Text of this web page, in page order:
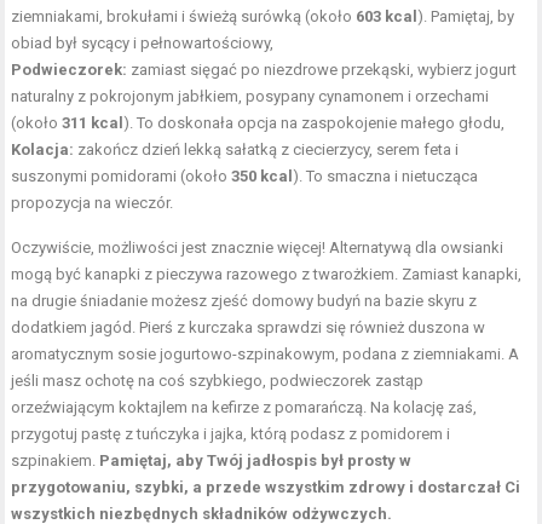
ziemniakami, brokułami i świeżą surówką (około 603 kcal ). Pamiętaj, by
obiad był sycący i pełnowartościowy,
Podwieczorek: zamiast sięgać po niezdrowe przekąski, wybierz jogurt
naturalny z pokrojonym jabłkiem, posypany cynamonem i orzechami
(około311 kcal ). To doskonała opcja na zaspokojenie małego głodu,
Kolacja: zakończ dzień lekką sałatką z ciecierzycy, serem feta i
suszonymi pomidorami (około350 kcal ). To smaczna i nietucząca
propozycja na wieczór.
Oczywiście, możliwości jest znacznie więcej! Alternatywą dla owsianki
mogą być kanapki z pieczywa razowego z twarożkiem. Zamiast kanapki,
na drugie śniadanie możesz zjeść domowy budyń na bazie skyru z
dodatkiem jagód. Pierś z kurczaka sprawdzi się również duszona w
aromatycznym sosie jogurtowo-szpinakowym, podana z ziemniakami. A
jeśli masz ochotę na coś szybkiego, podwieczorek zastąp
orzeźwiającym koktajlem na kefirze z pomarańczą. Na kolację zaś,
przygotuj pastę z tuńczyka i jajka, którą podasz z pomidorem i
szpinakiem. Pamiętaj, aby Twój jadłospis był prosty w
przygotowaniu, szybki, a przede wszystkim zdrowy i dostarczał Ci
wszystkich niezbędnych składników odżywczych.